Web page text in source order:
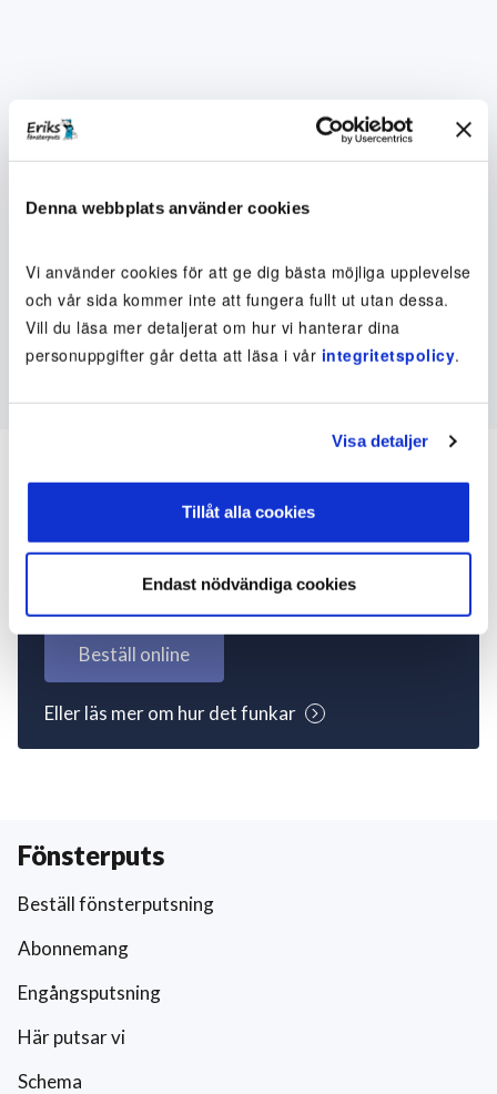
Denna webbplats använder cookies
Vi använder cookies för att ge dig bästa möjliga upplevelse
och vår sida kommer inte att fungera fullt ut utan dessa.
Vill du läsa mer detaljerat om hur vi hanterar dina
personuppgifter går detta att läsa i vår integritetspolicy.
Visa detaljer
Tillåt alla cookies
Endast nödvändiga cookies
Inte kund ännu? Kom
igång nu!
Beställ online
Eller läs mer om hur det funkar
Fönsterputs
Beställ fönsterputsning
Abonnemang
Engångsputsning
Här putsar vi
Schema